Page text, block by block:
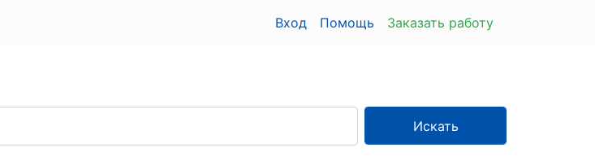
Вход Помощь Заказать работу
Искать